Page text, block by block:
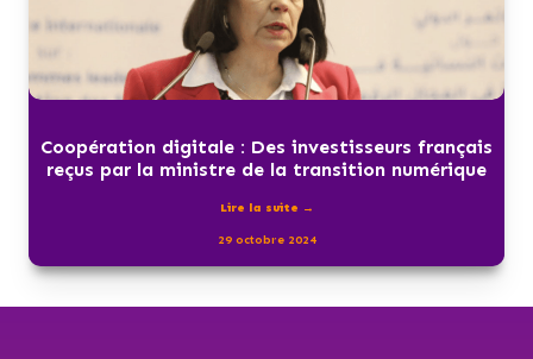
Coopération digitale : Des investisseurs français
reçus par la ministre de la transition numérique
Lire la suite →
29 octobre 2024